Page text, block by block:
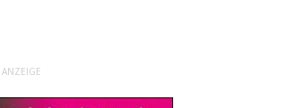
ANZEIGE